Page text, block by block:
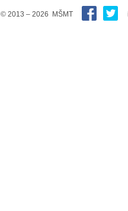
© 2013 – 2026 MŠMT